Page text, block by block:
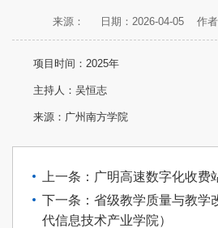
来源： 日期：2026-04-05 作者
项目时间：2025年
主持人：吴恒志
来源：广州南方学院
上一条：广明高速数字化收费
下一条：省级教学质量与教学
代信息技术产业学院）